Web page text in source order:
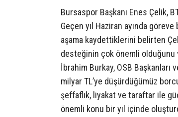
Bursaspor Başkanı Enes Çelik,
Geçen yıl Haziran ayında
aşama kaydettiklerini belirten
desteğinin çok önemli olduğunu
İbrahim Burkay, OSB Başkanları
milyar TL’ye düşürdüğümüz
şeffaflık, liyakat ve taraftar ile
önemli konu bir yıl içinde